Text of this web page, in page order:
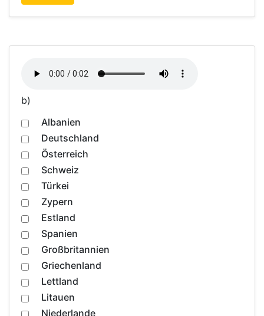
b)
Albanien
Deutschland
Österreich
Schweiz
Türkei
Zypern
Estland
Spanien
Großbritannien
Griechenland
Lettland
Litauen
Niederlande